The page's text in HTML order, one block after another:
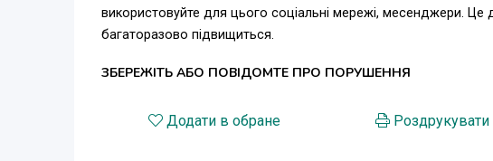
використовуйте для цього соціальні мережі, месенджери.
багаторазово підвищиться.
ЗБЕРЕЖІТЬ АБО ПОВІДОМТЕ ПРО ПОРУШЕННЯ
Додати в обране Роздрукувати